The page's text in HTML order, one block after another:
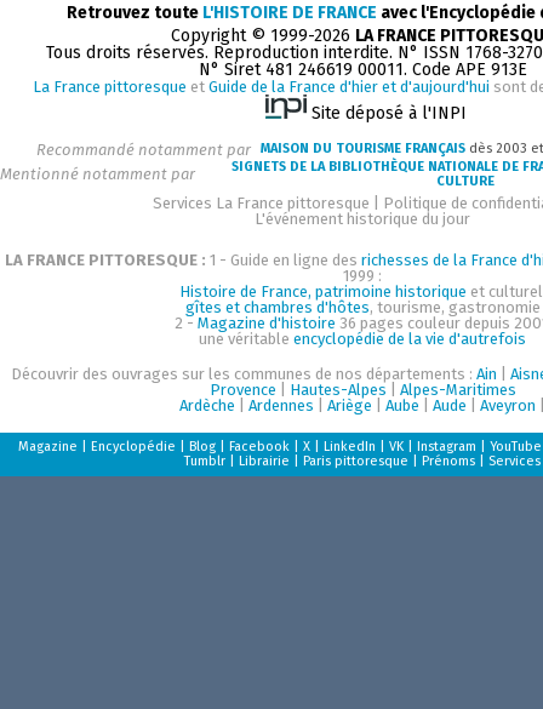
Retrouvez toute L'HISTOIRE DE FRANCE avec
Copyright © 1999-2026 LA FRANCE
Tous droits réservés. Reproduction interdite. N° ISSN 1768-
N° Siret 481 246619 00011. Code APE 913E
La France pittoresque et Guide de la France d'hier et d'aujourd'hui sont
Site déposé à l'INPI
Recommandé notamment par MAISON DU TOURISME FRANÇAIS dès 2003
Mentionné notamment par
SIGNETS DE LA BIBLIOTHÈQUE NATIONALE DE
CULTURE
Services La France pittoresque
Politique de
L'événement historique du jour
LA FRANCE PITTORESQUE : 1 - Guide en ligne des richesses de la France
1999 :
Histoire de France, patrimoine historique et
gîtes et chambres d'hôtes, tourisme, gastronomie
2 - Magazine d'histoire 36 pages couleur depuis
une véritableencyclopédie de la vie d'autrefois
Découvrir des ouvrages sur les communes de nos départements :Ain |
Provence
Hautes-Alpes
Alpes-Maritimes
Ardèche |Ardennes |Ariège |Aube |Aude |Aveyron
Magazine |Encyclopédie |Blog |Facebook |X |LinkedIn |VK |Instagram |YouTube
Tumblr |Librairie |Paris pittoresque |Prénoms Services